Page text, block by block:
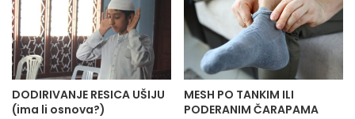
DODIRIVANJE RESICA UŠIJU
(ima li osnova?)
MESH PO TANKIM ILI
PODERANIM ČARAPAMA